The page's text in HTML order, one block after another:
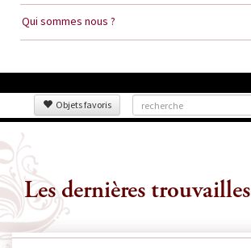
Qui sommes nous ?
Objets favoris
Les dernières trouvailles